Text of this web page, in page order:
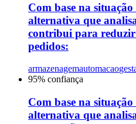
Com base na
alternativa que
contribui para reduzir
pedidos:
armazenagemautomacao
95% confiança
Com base na
alternativa que